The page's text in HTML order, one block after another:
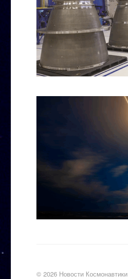
© 2026 Новости Космонавтики